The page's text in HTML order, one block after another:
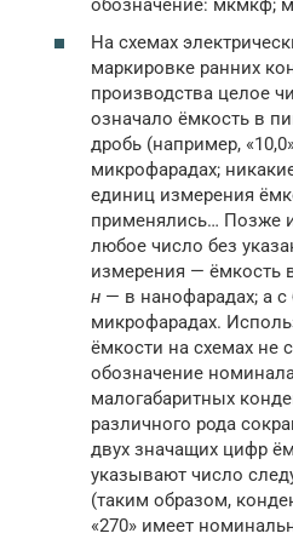
На схемах
маркировке ранних
производства целое
означало ёмкость в
дробь (например,
микрофарадах;
единиц измерения
применялись… Позже
любое число без
измерения — ёмкость
н — в нанофарадах; а с
микрофарадах.
ёмкости на схемах не
обозначение
малогабаритных
различного рода
двух значащих цифр
указывают число
(таким образом,
«270» имеет